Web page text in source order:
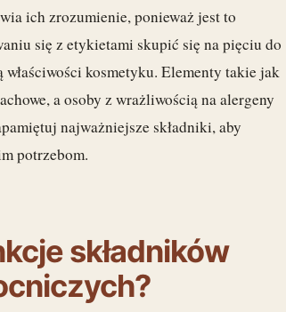
ich zrozumienie, ponieważ jest to
się z etykietami skupić się na pięciu do
kosmetyku. Elementy takie jak
a osoby z wrażliwością na alergeny
najważniejsze składniki, aby
potrzebom.
składników